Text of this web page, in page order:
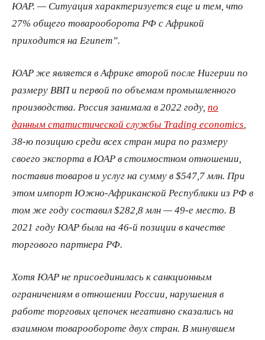
ЮАР. — Ситуация характеризуется еще и тем, что
27% общего товарооборота РФ с Африкой
приходится на Египет”.
ЮАР же является в Африке второй после Нигерии по
размеру ВВП и первой по объемам промышленного
производства. Россия занимала в 2022 году, по
данным статистической службы Trading economics
38-ю позицию среди всех стран мира по размеру
своего экспорта в ЮАР в стоимостном отношении,
поставив товаров и услуг на сумму в $547,7 млн. При
этом импорт Южно-Африканской Республики из РФ в
том же году составил $282,8 млн — 49-е место. В
2021 году ЮАР была на 46-й позиции в качестве
торгового партнера РФ.
Хотя ЮАР не присоединилась к санкционным
ограничениям в отношении России, нарушения в
работе торговых цепочек негативно сказались на
взаимном товарообороте двух стран. В минувшем